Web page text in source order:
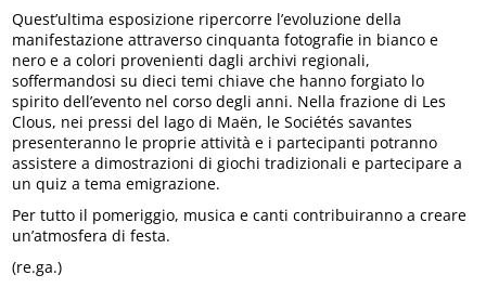
Quest’ultima esposizione ripercorre l’evoluzione della
manifestazione attraverso cinquanta fotografie in bianco e
nero e a colori provenienti dagli archivi regionali,
soffermandosi su dieci temi chiave che hanno forgiato lo
spirito dell’evento nel corso degli anni. Nella frazione di Les
Clous, nei pressi del lago di Maën, le Sociétés savantes
presenteranno le proprie attività e i partecipanti potranno
assistere a dimostrazioni di giochi tradizionali e partecipare a
un quiz a tema emigrazione.
Per tutto il pomeriggio, musica e canti contribuiranno a creare
un’atmosfera di festa.
(re.ga.)